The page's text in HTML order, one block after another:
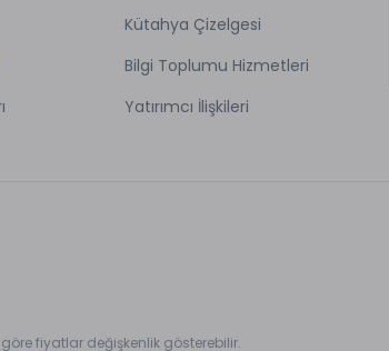
Kütahya Çizelgesi
Bilgi Toplumu Hizmetleri
Yatırımcı İlişkileri
fiyatlar değişkenlik gösterebilir.